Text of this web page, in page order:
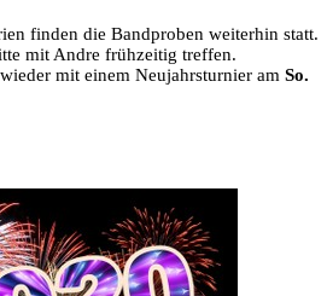
finden die Bandproben weiterhin statt.
mit Andre frühzeitig treffen.
mit einem Neujahrsturnier am So.